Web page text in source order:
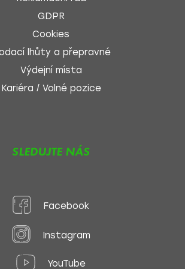
GDPR
Cookies
lhůty a přepravné
Výdejní místa
Kariéra / Volné pozice
SLEDUJTE NÁS
Facebook
Instagram
YouTube